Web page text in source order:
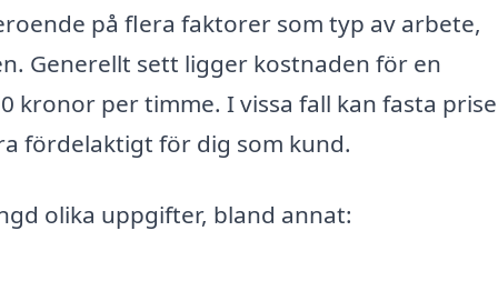
på flera faktorer som typ av arbete,
Generellt sett ligger kostnaden för en
kronor per timme. I vissa fall kan fasta
fördelaktigt för dig som kund.
olika uppgifter, bland annat: